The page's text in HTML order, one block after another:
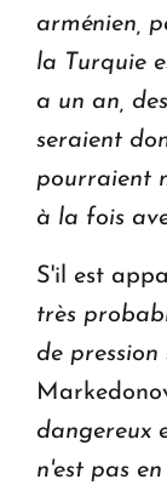
arménien,
la Turquie
a un an,
seraient
pourraient
à la fois
S'il est
très
de pression
dangereux
n'est pas